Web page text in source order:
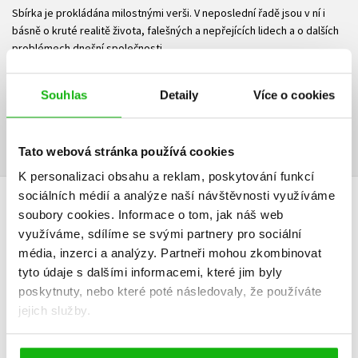
Souhlas Detaily Více o cookies
Tato webová stránka používá cookies
K personalizaci obsahu a reklam, poskytování funkcí
sociálních médií a analýze naší návštěvnosti využíváme
soubory cookies. Informace o tom, jak náš web
využíváme, sdílíme se svými partnery pro sociální
média, inzerci a analýzy. Partneři mohou zkombinovat
tyto údaje s dalšími informacemi, které jim byly
poskytnuty, nebo které poté následovaly, že používáte
jejich služby.
Sbírka je prokládána milostnými verši. V neposlední řadě jsou v ní i
básně o kruté realitě života, falešných a nepřejících lidech a o dalších
problémech dnešní společnosti.
Ukázka.pdf
HODNOCENÍ ČTENÁŘŮ
V současné době nejsou vytvořena žádná uživatelská hodnocení.
Vaše hodnocení